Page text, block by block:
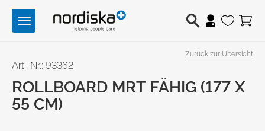
Toggle
navigation
Berufsschuhe
Medizintechnik
Zurück zur Übersicht
Art.-Nr.: 93362
ROLLBOARD MRT FÄHIG (177 X
55 CM)